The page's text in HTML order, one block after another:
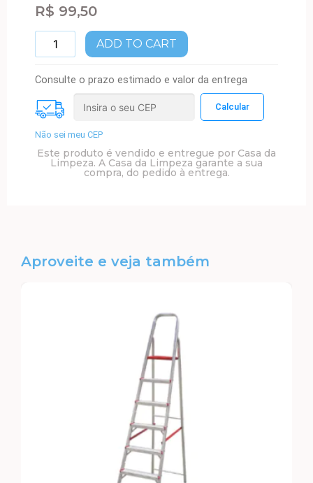
R$ 99,50
ADD TO CART
Consulte o prazo estimado e valor da entrega
Não sei meu CEP
Este produto é vendido e entregue por Casa da
Limpeza. A Casa da Limpeza garante a sua
compra, do pedido à entrega.
Aproveite e veja também